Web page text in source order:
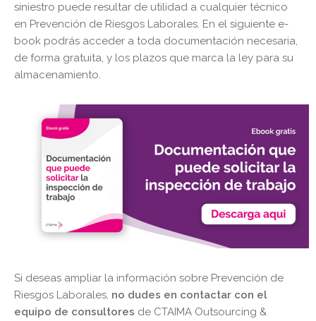
siniestro puede resultar de utilidad a cualquier técnico
en Prevención de Riesgos Laborales. En el siguiente e-
book podrás acceder a toda documentación necesaria,
de forma gratuita, y los plazos que marca la ley para su
almacenamiento.
Si deseas ampliar la información sobre Prevención de
Riesgos Laborales, no dudes en contactar con el
equipo de consultores de CTAIMA Outsourcing &